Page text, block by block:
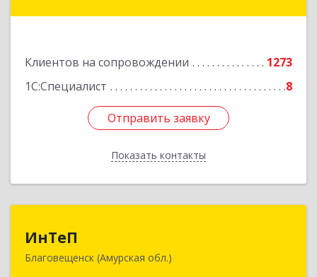
Клиентов на сопровождении
1273
1С:Специалист
8
Отправить заявку
Показать контакты
Отправить заявку
Назад
ИнТеП
Благовещенск (Амурская обл.)
675000, Амурская обл, Благовещенск г,